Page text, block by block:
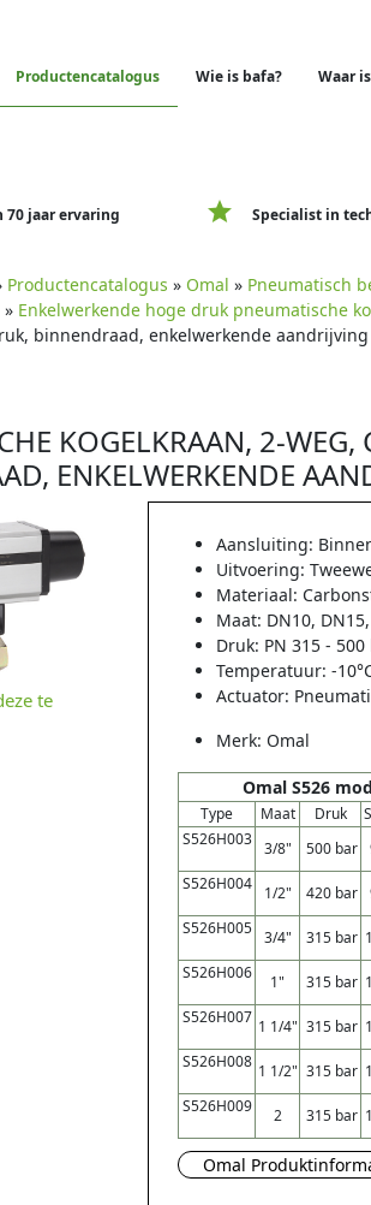
Productencatalogus Wie is bafa? Waar
70 jaar ervaring star Specialist in
Productencatalogus » Omal » Pneumatisch
» Enkelwerkende hoge druk pneumatische
binnendraad, enkelwerkende aandrijving
KOGELKRAAN, 2-
ENKELWERKENDE
te
Aansluiting:
Uitvoering:
Materiaal:
Maat: DN10,
Druk: PN 315 -
Temperatuur: -
Actuator:
Merk: Omal
Omal S526
Type Maat Druk
S526H003
3/8" 500 bar
S526H004
1/2" 420 bar
S526H005
3/4" 315 bar
S526H006
1" 315 bar
S526H007 1 1/4" 315 bar
S526H008 1 1/2" 315 bar
S526H009
2 315 bar
Omal